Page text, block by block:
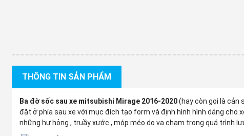
THÔNG TIN SẢN PHẨM
Ba đờ sốc sau xe mitsubishi Mirage 2016-2020(hay còn gọi là cản
đặt ở phía sau xe với mục đích tạo form và định hình hình dáng cho
những hư hỏng , truầy xước , móp méo do va chạm trong quá trình